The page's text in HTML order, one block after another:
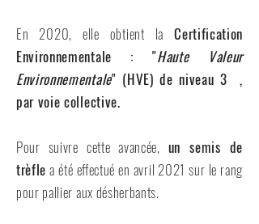
En 2020, elle obtient laCertification
Environnementale : "Haute Valeur
Environnementale" (HVE)de niveau 3 ,
par voie collective.
Pour suivre cette avancée, un semis de
trèfle a été effectué en avril 2021 sur le rang
pour pallier aux désherbants.